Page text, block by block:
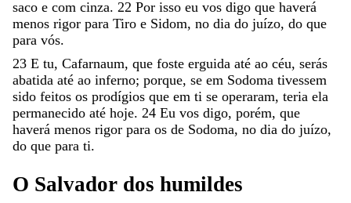
saco e com cinza. 22 Por isso eu vos digo que haverá
menos rigor para Tiro e Sidom, no dia do juízo, do que
para vós.
23 E tu, Cafarnaum, que foste erguida até ao céu, serás
abatida até ao inferno; porque, se em Sodoma tivessem
sido feitos os prodígios que em ti se operaram, teria ela
permanecido até hoje. 24 Eu vos digo, porém, que
haverá menos rigor para os de Sodoma, no dia do juízo,
do que para ti.
O Salvador dos humildes